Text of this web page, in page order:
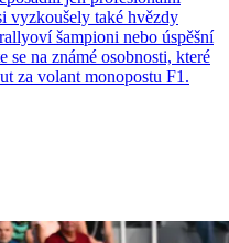
vyzkoušely také hvězdy
šampioni nebo úspěšní
na známé osobnosti, které
za volant monopostu F1.